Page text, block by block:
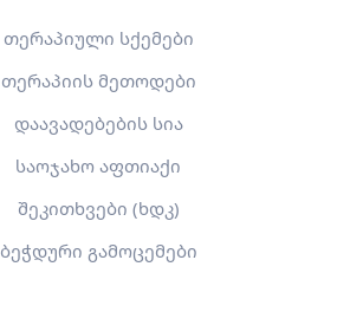
თერაპიული სქემები
თერაპიის მეთოდები
დაავადებების სია
საოჯახო აფთიაქი
შეკითხვები (ხდკ)
ბეჭდური გამოცემები